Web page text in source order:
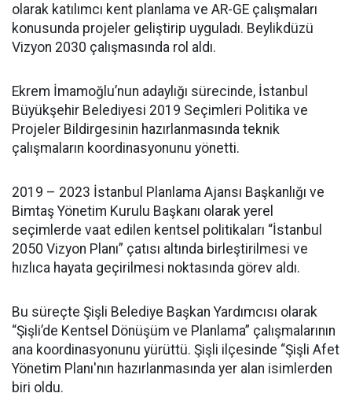
olarak katılımcı kent planlama ve AR-GE çalışmaları
konusunda projeler geliştirip uyguladı. Beylikdüzü
Vizyon 2030 çalışmasında rol aldı.
Ekrem İmamoğlu’nun adaylığı sürecinde, İstanbul
Büyükşehir Belediyesi 2019 Seçimleri Politika ve
Projeler Bildirgesinin hazırlanmasında teknik
çalışmaların koordinasyonunu yönetti.
2019 – 2023 İstanbul Planlama Ajansı Başkanlığı ve
Bimtaş Yönetim Kurulu Başkanı olarak yerel
seçimlerde vaat edilen kentsel politikaları “İstanbul
2050 Vizyon Planı” çatısı altında birleştirilmesi ve
hızlıca hayata geçirilmesi noktasında görev aldı.
Bu süreçte Şişli Belediye Başkan Yardımcısı olarak
“Şişli’de Kentsel Dönüşüm ve Planlama” çalışmalarının
ana koordinasyonunu yürüttü. Şişli ilçesinde “Şişli Afet
Yönetim Planı'nın hazırlanmasında yer alan isimlerden
biri oldu.